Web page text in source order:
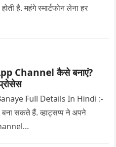
है. महंगे स्मार्टफोन लेना हर
Channel कैसे बनाएं?
Full Details In Hindi :-
सकते हैं. व्हाट्सप्प ने अपने